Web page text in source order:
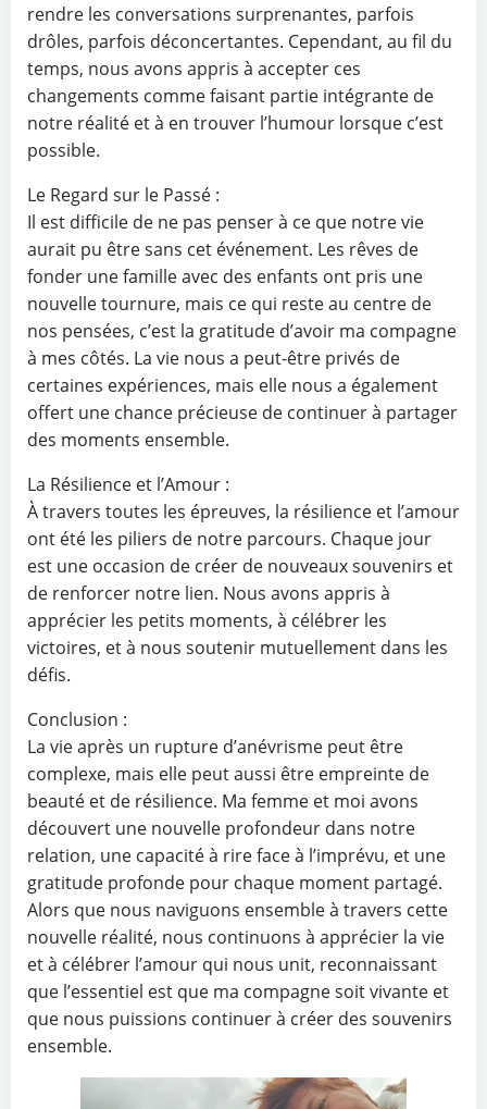
rendre les conversations surprenantes, parfois
drôles, parfois déconcertantes. Cependant, au fil du
temps, nous avons appris à accepter ces
changements comme faisant partie intégrante de
notre réalité et à en trouver l’humour lorsque c’est
possible.
Le Regard sur le Passé :
Il est difficile de ne pas penser à ce que notre vie
aurait pu être sans cet événement. Les rêves de
fonder une famille avec des enfants ont pris une
nouvelle tournure, mais ce qui reste au centre de
nos pensées, c’est la gratitude d’avoir ma compagne
à mes côtés. La vie nous a peut-être privés de
certaines expériences, mais elle nous a également
offert une chance précieuse de continuer à partager
des moments ensemble.
La Résilience et l’Amour :
À travers toutes les épreuves, la résilience et l’amour
ont été les piliers de notre parcours. Chaque jour
est une occasion de créer de nouveaux souvenirs et
de renforcer notre lien. Nous avons appris à
apprécier les petits moments, à célébrer les
victoires, et à nous soutenir mutuellement dans les
défis.
Conclusion :
La vie après un rupture d’anévrisme peut être
complexe, mais elle peut aussi être empreinte de
beauté et de résilience. Ma femme et moi avons
découvert une nouvelle profondeur dans notre
relation, une capacité à rire face à l’imprévu, et une
gratitude profonde pour chaque moment partagé.
Alors que nous naviguons ensemble à travers cette
nouvelle réalité, nous continuons à apprécier la vie
et à célébrer l’amour qui nous unit, reconnaissant
que l’essentiel est que ma compagne soit vivante et
que nous puissions continuer à créer des souvenirs
ensemble.